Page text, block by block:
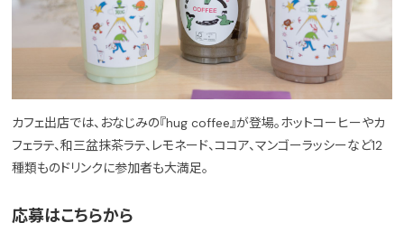
カフェ出店では、おなじみの『hug coffee』が登場。ホットコーヒーやカ
フェラテ、和三盆抹茶ラテ、レモネード、ココア、マンゴーラッシーなど12
種類ものドリンクに参加者も大満足。
応募はこちらから